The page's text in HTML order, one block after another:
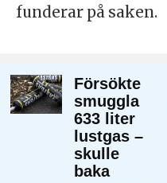
funderar på saken.